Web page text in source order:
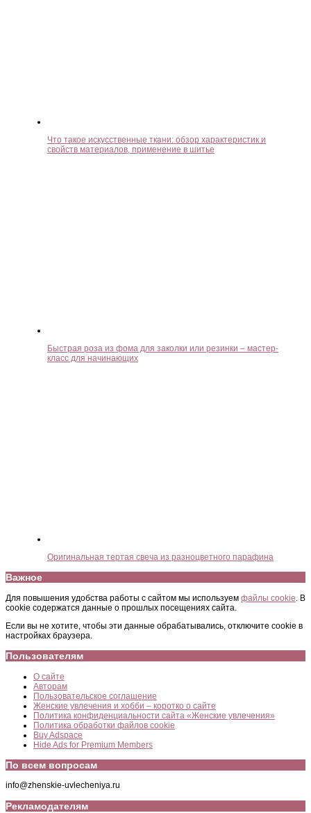
Что такое искусственные ткани: обзор характеристик и
свойств материалов, применение в шитье
Быстрая роза из фома для заколки или резинки – мастер-
класс для начинающих
Оригинальная тертая свеча из разноцветного парафина
Важное
Для повышения удобства работы с сайтом мы используем файлы cookie. В
cookie содержатся данные о прошлых посещениях сайта.
Если вы не хотите, чтобы эти данные обрабатывались, отключите cookie в
настройках браузера.
Пользователям
О сайте
Авторам
Пользовательское соглашение
Женские увлечения и хобби – коротко о сайте
Политика конфиденциальности сайта «Женские увлечения»
Политика обработки файлов cookie
Buy Adspace
Hide Ads for Premium Members
По всем вопросам
info@zhenskie-uvlecheniya.ru
Рекламодателям